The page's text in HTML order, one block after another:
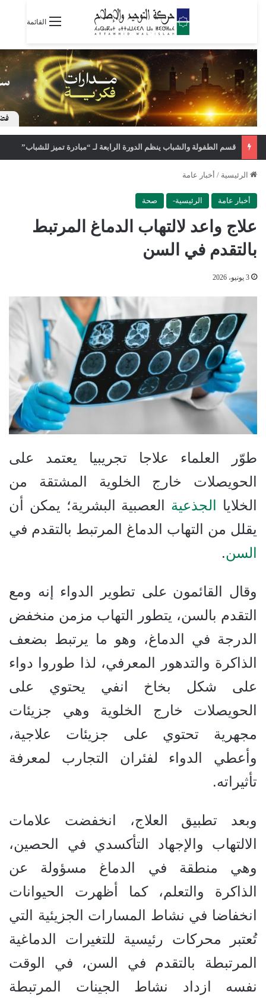
القائمة
قسم الطفولة والشباب ينظم الدورة الرابعة لـ “مبادرة تميز للشباب”
الرئيسية / أخبار عامة
أخبار عامة الرئيسية- صحة
علاج واعد لالتهاب الدماغ المرتبط
بالتقدم في السن
3 يونيو، 2026
طوّر العلماء علاجا تجريبيا يعتمد على
الحويصلات خارج الخلوية المشتقة من
الخلايا
الجذعية العصبية البشرية؛ يمكن أن
يقلل من التهاب الدماغ المرتبط بالتقدم في
السن.
وقال القائمون على تطوير الدواء إنه ومع
التقدم بالسن، يتطور التهاب مزمن منخفض
الدرجة في الدماغ، وهو ما يرتبط بضعف
الذاكرة والتدهور المعرفي، لذا طوروا دواء
على شكل بخاخ انفي يحتوي على
الحويصلات خارج الخلوية وهي جزيئات
مجهرية تحتوي على جزيئات علاجية،
وأعطي الدواء لفئران التجارب لمعرفة
تأثيراته.
وبعد تطبيق العلاج، انخفضت علامات
الالتهاب والإجهاد التأكسدي في الحصين،
وهي منطقة في الدماغ مسؤولة عن
الذاكرة والتعلم، كما أظهرت الحيوانات
انخفاضا في نشاط المسارات الجزيئية التي
تُعتبر محركات رئيسية للتغيرات الدماغية
المرتبطة بالتقدم في السن، في الوقت
نفسه ازداد نشاط الجينات المرتبطة